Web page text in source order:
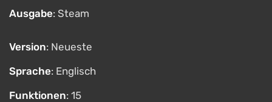
Ausgabe: Steam
Version: Neueste
Sprache: Englisch
Funktionen: 15